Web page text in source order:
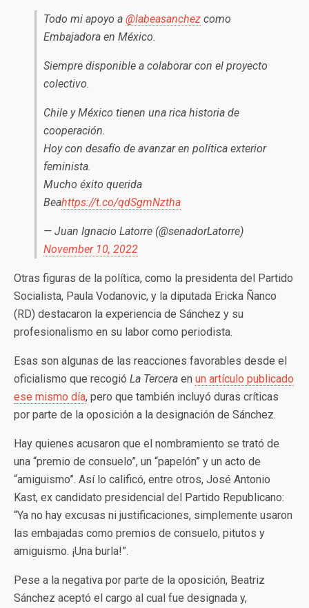
Todo mi apoyo a @labeasanchez como
Embajadora en México.
Siempre disponible a colaborar con el proyecto
colectivo.
Chile y México tienen una rica historia de
cooperación.
Hoy con desafío de avanzar en política exterior
feminista.
Mucho éxito querida
Beahttps://t.co/qdSgmNztha
— Juan Ignacio Latorre (@senadorLatorre)
November 10, 2022
Otras figuras de la política, como la presidenta del Partido
Socialista, Paula Vodanovic, y la diputada Ericka Ñanco
(RD) destacaron la experiencia de Sánchez y su
profesionalismo en su labor como periodista.
Esas son algunas de las reacciones favorables desde el
oficialismo que recogió La Tercera en un artículo publicado
ese mismo día, pero que también incluyó duras críticas
por parte de la oposición a la designación de Sánchez.
Hay quienes acusaron que el nombramiento se trató de
una “premio de consuelo”, un “papelón” y un acto de
“amiguismo”. Así lo calificó, entre otros, José Antonio
Kast, ex candidato presidencial del Partido Republicano:
“Ya no hay excusas ni justificaciones, simplemente usaron
las embajadas como premios de consuelo, pitutos y
amiguismo. ¡Una burla!”.
Pese a la negativa por parte de la oposición, Beatriz
Sánchez aceptó el cargo al cual fue designada y,